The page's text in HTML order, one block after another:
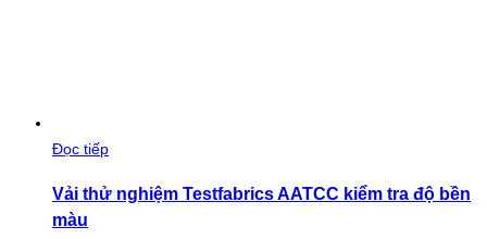
Đọc tiếp
Vải thử nghiệm Testfabrics AATCC kiểm tra độ bền
màu